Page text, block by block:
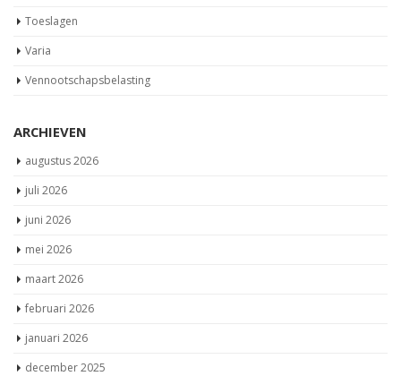
Toeslagen
Varia
Vennootschapsbelasting
ARCHIEVEN
augustus 2026
juli 2026
juni 2026
mei 2026
maart 2026
februari 2026
januari 2026
december 2025